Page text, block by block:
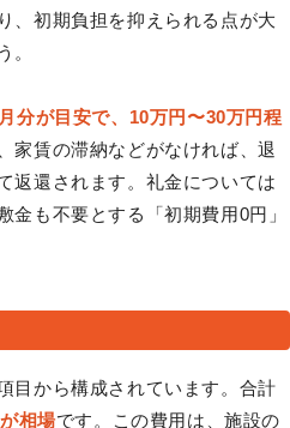
、初期負担を抑えられる点が大
。
分が目安で、10万円〜30万円程
家賃の滞納などがなければ、退
返還されます。礼金については
金も不要とする「初期費用0円」
目から構成されています。合計
相場です。この費用は、施設の